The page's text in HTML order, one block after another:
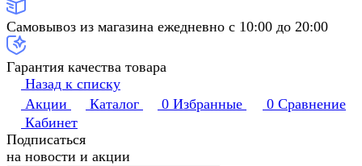
Самовывоз из магазина ежедневно с 10:00 до 20:00
Гарантия качества товара
Назад к списку
Акции
Каталог 0 Избранные 0 Сравнение
Кабинет
Подписаться
на новости и акции